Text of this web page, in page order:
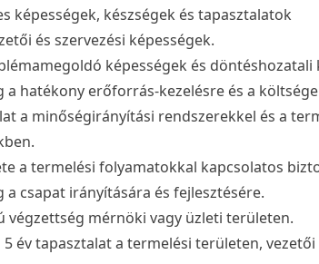
képességek, készségek és tapasztalatok
és szervezési képességek.
képességek és döntéshozatali
a hatékony erőforrás-kezelésre és a
a minőségirányítási rendszerekkel és a
a termelési folyamatokkal kapcsolatos
a csapat irányítására és fejlesztésére.
végzettség mérnöki vagy üzleti területen.
5 év tapasztalat a termelési területen,